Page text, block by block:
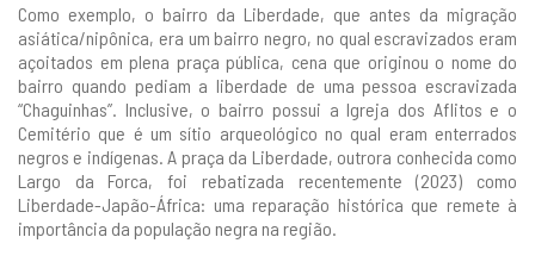
Como exemplo, o bairro da Liberdade, que antes da migração
asiática/nipônica, era um bairro negro, no qual escravizados eram
açoitados em plena praça pública, cena que originou o nome do
bairro quando pediam a liberdade de uma pessoa escravizada
“Chaguinhas”. Inclusive, o bairro possui a Igreja dos Aflitos e o
Cemitério que é um sítio arqueológico no qual eram enterrados
negros e indígenas. A praça da Liberdade, outrora conhecida como
Largo da Forca, foi rebatizada recentemente (2023) como
Liberdade-Japão-África: uma reparação histórica que remete à
importância da população negra na região.